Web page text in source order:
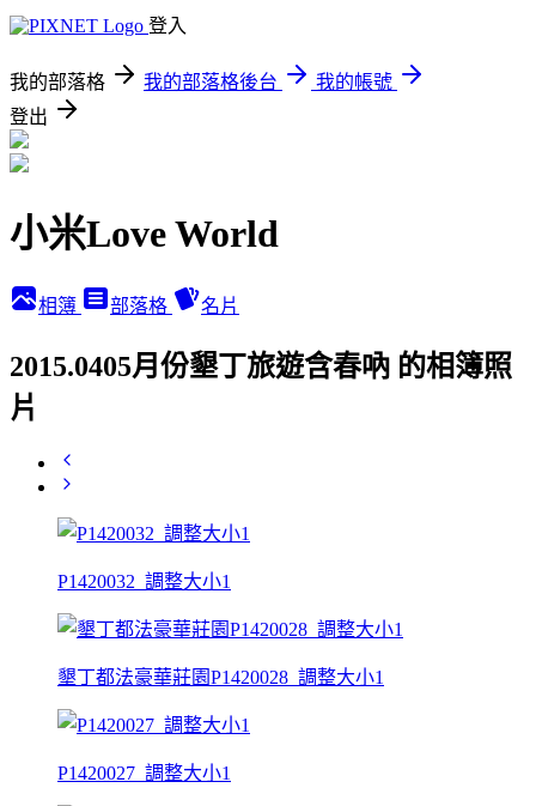
登入
我的部落格 我的部落格後台
我的帳號
登出
小米Love World
相簿 部落格 名片
2015.0405月份墾丁旅遊含春吶 的相簿照
片
P1420032_調整大小1
墾丁都法豪華莊園P1420028_調整大小1
P1420027_調整大小1